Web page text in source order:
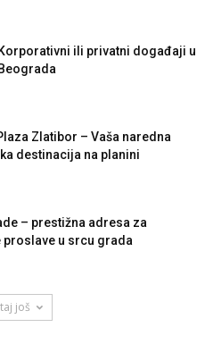
ili privatni događaji u
Zlatibor – Vaša naredna
destinacija na planini
– prestižna adresa za
proslave u srcu grada
još